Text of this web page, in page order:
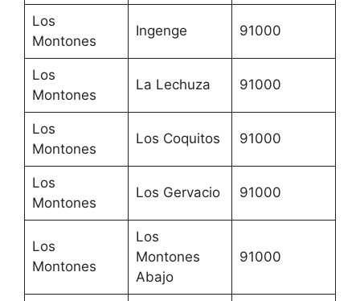
Los
Montones
Ingenge 91000
Los
Montones
La Lechuza 91000
Los
Montones
Los Coquitos 91000
Los
Montones
Los Gervacio 91000
Los
Montones
Los
Montones
Abajo
91000